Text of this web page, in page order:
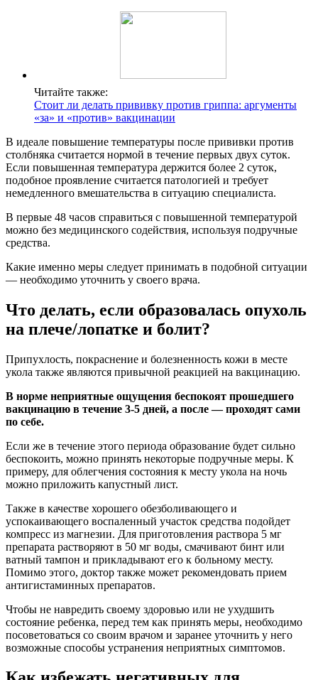
Читайте также:
Стоит ли делать прививку против гриппа: аргументы
«за» и «против» вакцинации
В идеале повышение температуры после прививки против
столбняка считается нормой в течение первых двух суток.
Если повышенная температура держится более 2 суток,
подобное проявление считается патологией и требует
немедленного вмешательства в ситуацию специалиста.
В первые 48 часов справиться с повышенной температурой
можно без медицинского содействия, используя подручные
средства.
Какие именно меры следует принимать в подобной ситуации
— необходимо уточнить у своего врача.
Что делать, если образовалась опухоль
на плече/лопатке и болит?
Припухлость, покраснение и болезненность кожи в месте
укола также являются привычной реакцией на вакцинацию.
В норме неприятные ощущения беспокоят прошедшего
вакцинацию в течение 3-5 дней, а после — проходят сами
по себе.
Если же в течение этого периода образование будет сильно
беспокоить, можно принять некоторые подручные меры. К
примеру, для облегчения состояния к месту укола на ночь
можно приложить капустный лист.
Также в качестве хорошего обезболивающего и
успокаивающего воспаленный участок средства подойдет
компресс из магнезии. Для приготовления раствора 5 мг
препарата растворяют в 50 мг воды, смачивают бинт или
ватный тампон и прикладывают его к больному месту.
Помимо этого, доктор также может рекомендовать прием
антигистаминных препаратов.
Чтобы не навредить своему здоровью или не ухудшить
состояние ребенка, перед тем как принять меры, необходимо
посоветоваться со своим врачом и заранее уточнить у него
возможные способы устранения неприятных симптомов.